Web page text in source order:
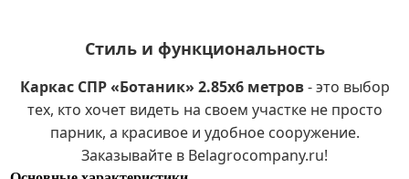
Стиль и функциональность
Каркас СПР «Ботаник» 2.85х6 метров- это выбор
тех, кто хочет видеть на своем участке не просто
парник, а красивое и удобное сооружение.
Заказывайте в Belagrocompany.ru!